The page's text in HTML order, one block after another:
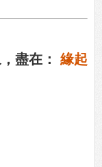
盡在：
緣起